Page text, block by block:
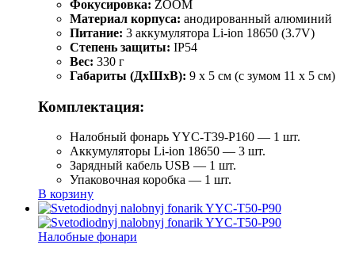
Фокусировка: ZOOM
Материал корпуса: анодированный алюминий
Питание: 3 аккумулятора Li-ion 18650 (3.7V)
Степень защиты: IP54
Вес: 330 г
Габариты (ДхШхВ): 9 x 5 см (с зумом 11 x 5 см)
Комплектация:
Налобный фонарь YYC-T39-P160 — 1 шт.
Аккумуляторы Li-ion 18650 — 3 шт.
Зарядный кабель USB — 1 шт.
Упаковочная коробка — 1 шт.
В корзину
Налобные фонари